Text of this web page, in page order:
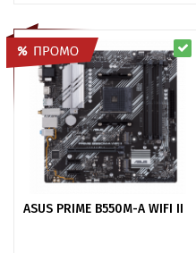
ASUS PRIME B550M-A WIFI II